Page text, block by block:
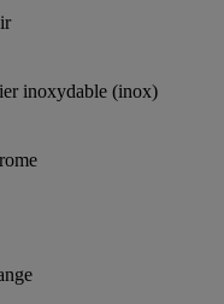
inoxydable (inox)